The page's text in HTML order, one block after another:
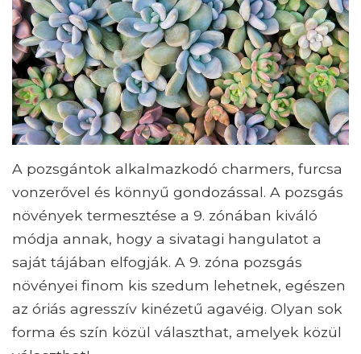
A pozsgántok alkalmazkodó charmers, furcsa
vonzerővel és könnyű gondozással. A pozsgás
növények termesztése a 9. zónában kiváló
módja annak, hogy a sivatagi hangulatot a
saját tájában elfogják. A 9. zóna pozsgás
növényei finom kis szedum lehetnek, egészen
az óriás agresszív kinézetű agavéig. Olyan sok
forma és szín közül választhat, amelyek közül